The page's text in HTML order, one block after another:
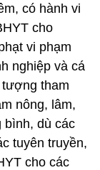
có hành vi
cho
vi phạm
nghiệp và cá
tham
nông, lâm,
bình, dù các
tuyên truyền,
cho các